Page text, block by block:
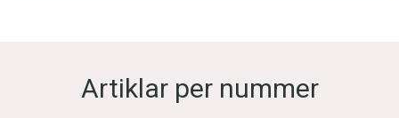
Artiklar per nummer